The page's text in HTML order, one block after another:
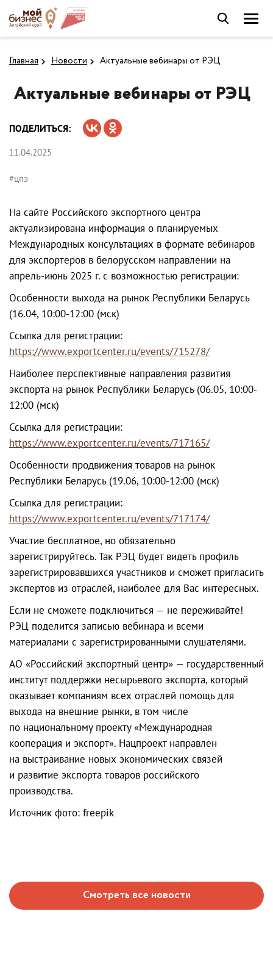
Главная Новости Актуальные вебинары от РЭЦ
Актуальные вебинары от РЭЦ
ПОДЕЛИТЬСЯ:
11.04.2025
#цпэ
На сайте Российского экспортного центра
актуализирована информация о планируемых
Международных консультациях в формате вебинаров
для экспортеров в белорусском направлении на
апрель-июнь 2025 г. с возможностью регистрации:
Особенности выхода на рынок Республики Беларусь
(16.04, 10:00-12:00 (мск)
Ссылка для регистрации:
https://www.exportcenter.ru/events/715278/
Наиболее перспективные направления развития
экспорта на рынок Республики Беларусь (06.05, 10:00-
12:00 (мск)
Ссылка для регистрации:
https://www.exportcenter.ru/events/717165/
Особенности продвижения товаров на рынок
Республики Беларусь (19.06, 10:00-12:00 (мск)
Ссылка для регистрации:
https://www.exportcenter.ru/events/717174/
Участие бесплатное, но обязательно
зарегистрируйтесь. Так РЭЦ будет видеть профиль
зарегистрировавшихся участников и сможет пригласить
экспертов из отраслей, наиболее для Вас интересных.
Если не сможете подключиться — не переживайте!
РЭЦ поделится записью вебинара и всеми
материалами с зарегистрированными слушателями.
АО «Российский экспортный центр» — государственный
институт поддержки несырьевого экспорта, который
оказывает компаниям всех отраслей помощь для
выхода на внешние рынки, в том числе
по национальному проекту «Международная
кооперация и экспорт». Нацпроект направлен
на выстраивание новых экономических связей
и развитие экспорта товаров российского
производства.
Источник фото: freepik
Смотреть все новости